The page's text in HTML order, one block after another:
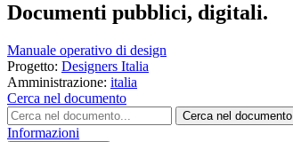
Documenti pubblici, digitali.
Manuale operativo di design
Progetto: Designers Italia
Amministrazione: italia
Cerca nel documento
Cerca nel documento
Informazioni